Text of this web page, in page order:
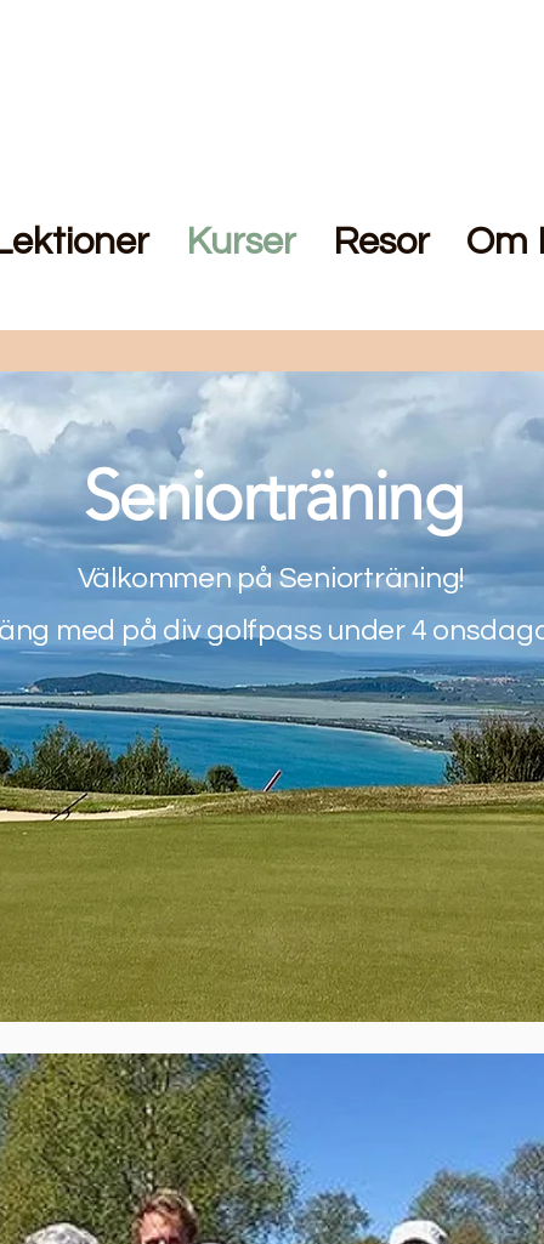
Kurser Resor Om
Seniorträning
Välkommen på Seniorträning!
med på div golfpass under 4